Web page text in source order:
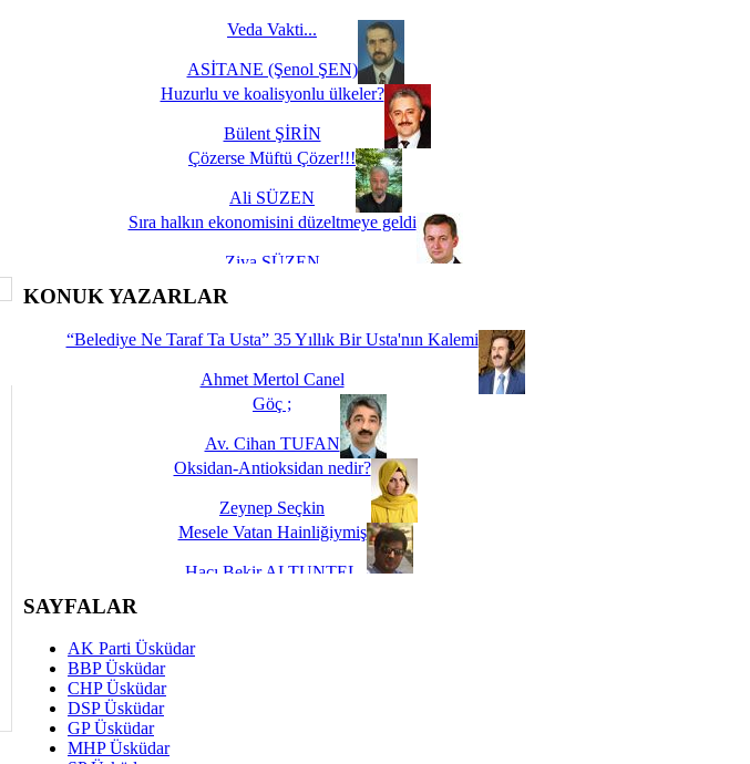
Veda Vakti...
ASİTANE (Şenol ŞEN)
Huzurlu ve koalisyonlu ülkeler?
Bülent ŞİRİN
Çözerse Müftü Çözer!!!
Ali SÜZEN
Sıra halkın ekonomisini düzeltmeye geldi
Ziya SÜZEN
İşte Biz buyuz...
KONUK YAZARLAR
“Belediye Ne Taraf Ta Usta” 35 Yıllık Bir Usta'nın Kalemi
Ahmet Mertol Canel
Göç ;
Av. Cihan TUFAN
Oksidan-Antioksidan nedir?
Zeynep Seçkin
Mesele Vatan Hainliğiymiş
Hacı Bekir ALTUNTEL
Dünya Fani, Ama Kısa Bir Süre De Olsa Burdayız
Hukukun Adaleti Kalmadı Üstadım!
SAYFALAR
AK Parti Üsküdar
BBP Üsküdar
CHP Üsküdar
DSP Üsküdar
GP Üsküdar
MHP Üsküdar